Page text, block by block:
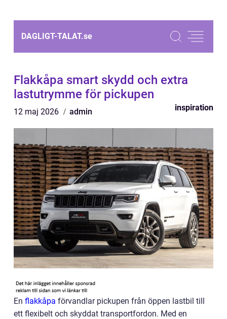
DAGLIGT-TALAT.se
Flakkåpa smart skydd och extra
lastutrymme för pickupen
12 maj 2026 admin inspiration
En flakkåpa förvandlar pickupen från öppen lastbil till
ett flexibelt och skyddat transportfordon. Med en